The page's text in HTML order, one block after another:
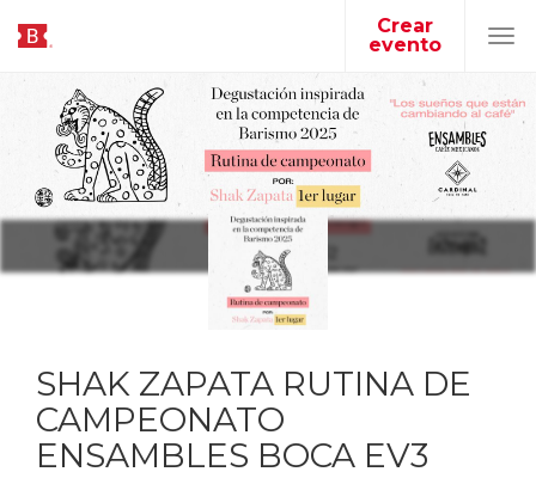
Crear
evento
SHAK ZAPATA RUTINA DE
CAMPEONATO
ENSAMBLES BOCA EV3